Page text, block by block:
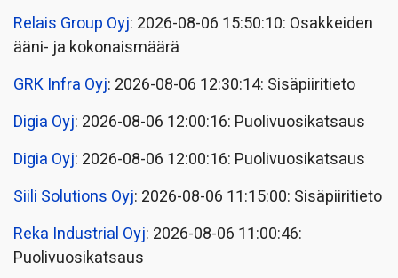
Relais Group Oyj: 2026-08-06 15:50:10: Osakkeiden
ääni- ja kokonaismäärä
GRK Infra Oyj: 2026-08-06 12:30:14: Sisäpiiritieto
Digia Oyj: 2026-08-06 12:00:16: Puolivuosikatsaus
Digia Oyj: 2026-08-06 12:00:16: Puolivuosikatsaus
Siili Solutions Oyj: 2026-08-06 11:15:00: Sisäpiiritieto
Reka Industrial Oyj: 2026-08-06 11:00:46:
Puolivuosikatsaus